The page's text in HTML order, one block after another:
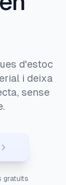
d'estoc
i deixa
sense
gratuïts